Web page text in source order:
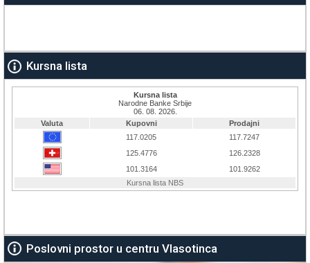
Kursna lista
Poslovni prostor u centru Vlasotinca